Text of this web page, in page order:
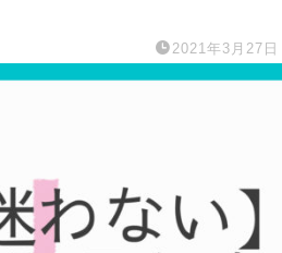
2021年3月27日